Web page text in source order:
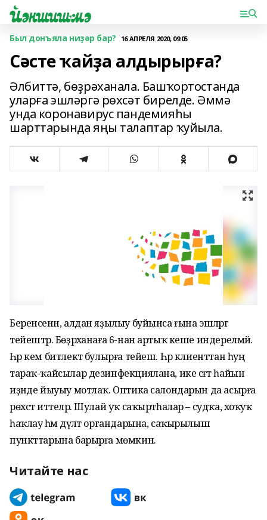
Был донъяла ниҙәр бар? 16 АПРЕЛЯ 2020, 09:05
Сәсте ҡайҙа алдырырға?
Әлбиттә, бөҙрәханала. Башҡортостанда
уларға эшләргә рөхсәт бирелде. Әммә
унда коронавирус пандемияһы
шарттарында яңы талаптар ҡуйыла.
Беренсенән, алдан яҙылыу буйынса ғына эшләргә
тейештәр. Бөҙрәханаға 6-нан артыҡ кеше индерелмәй.
Һәр кем битлектә булырға тейеш. Һәр клиенттан һуң
тараҡ-ҡайсылар дезинфекциялана, ике сәғәт һайын
иҙәнде йыуыу мотлаҡ. Оптика салондарын да асырға
рөхсәт иттеләр. Шулай уҡ саҡыртһалар – судҡа, хоҡуҡ
һаҡлау һәм дәүләт органдарына, саҡырылыш
пункттарына барырға мөмкин.
Читайте нас